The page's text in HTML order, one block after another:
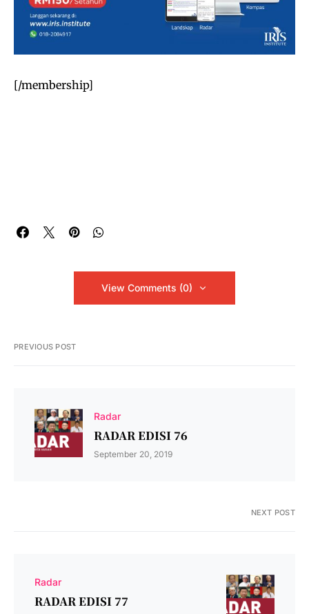
[/membership]
View Comments (0)
PREVIOUS POST
Radar
RADAR EDISI 76
September 20, 2019
NEXT POST
Radar
RADAR EDISI 77